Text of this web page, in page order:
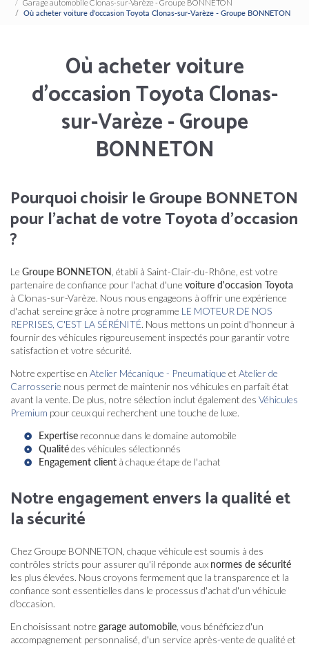
Garage automobile Clonas-sur-Varèze - Groupe BONNETON
Où acheter voiture d'occasion Toyota Clonas-sur-Varèze - Groupe BONNETON
Où acheter voiture
d'occasion Toyota Clonas-
sur-Varèze - Groupe
BONNETON
Pourquoi choisir le Groupe BONNETON
pour l'achat de votre Toyota d'occasion
?
Le Groupe BONNETON , établi à Saint-Clair-du-Rhône, est votre
partenaire de confiance pour l'achat d'une voiture d'occasion Toyota
à Clonas-sur-Varèze. Nous nous engageons à offrir une expérience
d'achat sereine grâce à notre programme LE MOTEUR DE NOS
REPRISES, C'EST LA SÉRÉNITÉ. Nous mettons un point d'honneur à
fournir des véhicules rigoureusement inspectés pour garantir votre
satisfaction et votre sécurité.
Notre expertise en Atelier Mécanique - Pneumatique et Atelier de
Carrosserie nous permet de maintenir nos véhicules en parfait état
avant la vente. De plus, notre sélection inclut également des Véhicules
Premium pour ceux qui recherchent une touche de luxe.
Expertise reconnue dans le domaine automobile
Qualitédes véhicules sélectionnés
Engagement client à chaque étape de l'achat
Notre engagement envers la qualité et
la sécurité
Chez Groupe BONNETON, chaque véhicule est soumis à des
contrôles stricts pour assurer qu'il réponde aux normes de sécurité
les plus élevées. Nous croyons fermement que la transparence et la
confiance sont essentielles dans le processus d'achat d'un véhicule
d'occasion.
En choisissant notre garage automobile , vous bénéficiez d'un
accompagnement personnalisé, d'un service après-vente de qualité et